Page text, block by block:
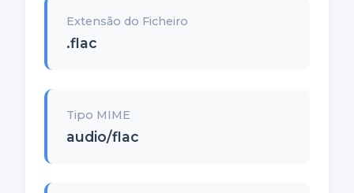
Extensão do Ficheiro
.flac
Tipo MIME
audio/flac